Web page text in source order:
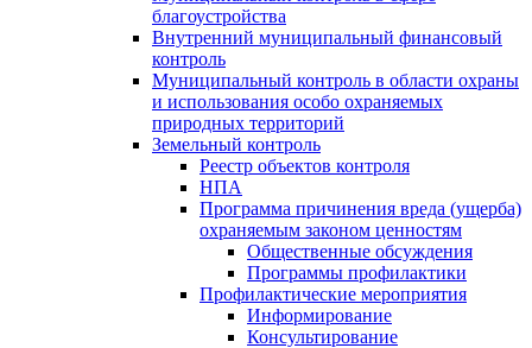
благоустройства
Внутренний муниципальный финансовый
контроль
Муниципальный контроль в области охраны
и использования особо охраняемых
природных территорий
Земельный контроль
Реестр объектов контроля
НПА
Программа причинения вреда (ущерба)
охраняемым законом ценностям
Общественные обсуждения
Программы профилактики
Профилактические мероприятия
Информирование
Консультирование